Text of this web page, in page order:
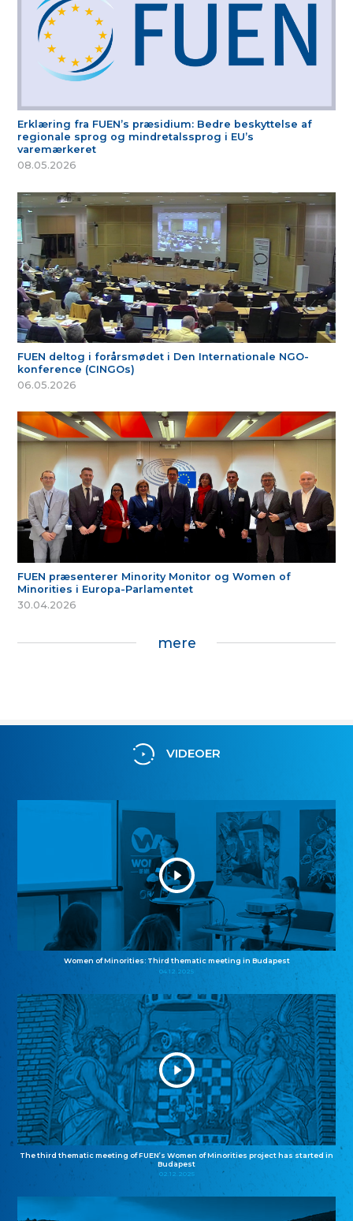
Erklæring fra FUEN’s præsidium: Bedre beskyttelse af
regionale sprog og mindretalssprog i EU’s
varemærkeret
08.05.2026
FUEN deltog i forårsmødet i Den Internationale NGO-
konference (CINGOs)
06.05.2026
FUEN præsenterer Minority Monitor og Women of
Minorities i Europa-Parlamentet
30.04.2026
mere
VIDEOER
Women of Minorities: Third thematic meeting in Budapest
04.12.2025
The third thematic meeting of FUEN’s Women of Minorities project has started in
Budapest
02.12.2025